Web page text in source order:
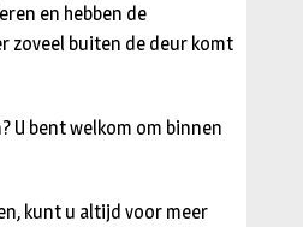
en hebben de
zoveel buiten de deur komt
U bent welkom om binnen
kunt u altijd voor meer